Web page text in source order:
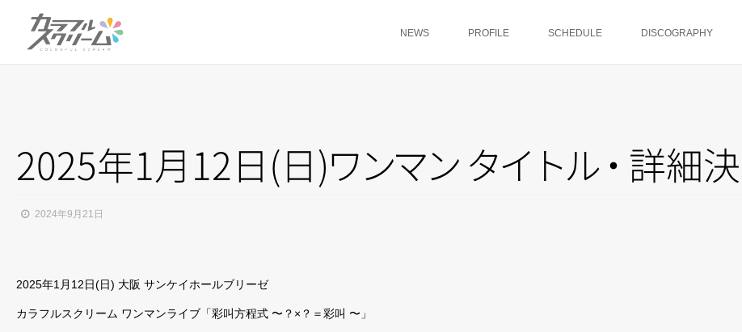
NEWS PROFILE SCHEDULE DISCOGRAPHY
2025年1月12日(日 )ワンマン タイ ト ル・ 詳細決
2024年9月21日
2025年1月12日(日) 大阪 サンケイホールブリーゼ
カラフルスクリーム ワンマンライブ「彩叫方程式 〜？×？＝彩叫 〜」